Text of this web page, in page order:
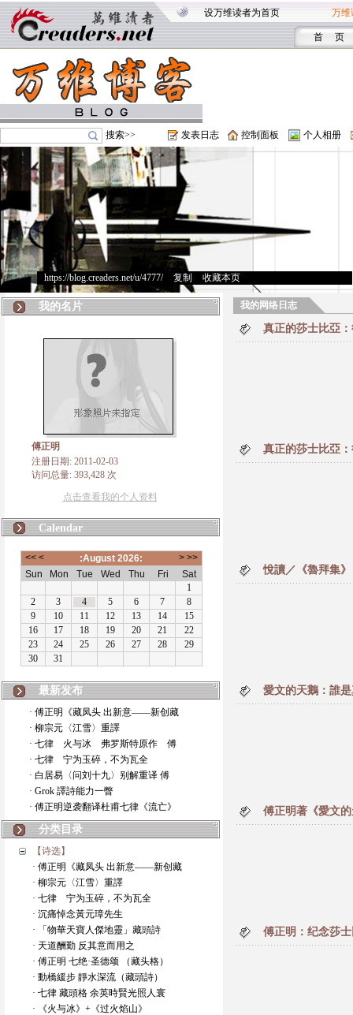
设万维读者为首页 万维
首 页
搜索>> 发表日志 控制面板 个人相册
https://blog.creaders.net/u/4777/> 复制 收藏本页
我的名片
傅正明
注册日期: 2011-02-03
访问总量: 393,428 次
点击查看我的个人资料
Calendar
最新发布
· 傅正明《藏凤头 出新意——新创藏
· 柳宗元〈江雪〉重譯
· 七律 火与冰 弗罗斯特原作 傅
· 七律 宁为玉碎，不为瓦全
· 白居易〈问刘十九〉别解重译 傅
· Grok 譯詩能力一瞥
· 傅正明逆袭翻译杜甫七律《流亡》
分类目录
【诗选】
· 傅正明《藏凤头 出新意——新创藏
· 柳宗元〈江雪〉重譯
· 七律 宁为玉碎，不为瓦全
· 沉痛悼念黃元璋先生
· 「物華天寶人傑地靈」藏頭詩
· 天道酬勤 反其意而用之
· 傅正明 七绝·圣德颂 （藏头格）
· 動橋緩步 靜水深流（藏頭詩）
· 七律 藏頭格 余英時賢光照人寰
· 《火与冰》+《过火焰山》
我的网络日志
真正的莎士比亞
真正的莎士比亞
悅讀／《魯拜集
愛文的天鵝：誰
傅正明著《愛文
傅正明：纪念莎